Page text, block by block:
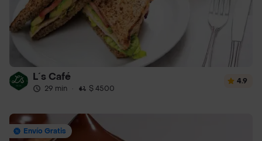
L´s Café
29 min · $ 4500
4.9
Envío Gratis